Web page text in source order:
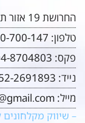
החרושת 19 אזור תעשיה קרית ביאליק
טלפון: 700-147
פקס: 8704803
נייד: 2691893
מייל:
– שיווק